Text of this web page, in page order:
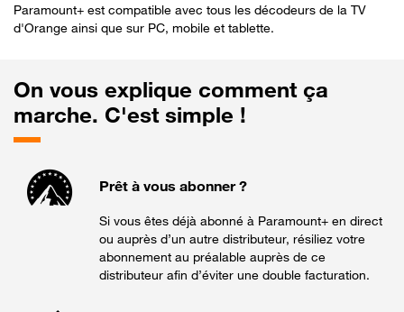
Paramount+ est compatible avec tous les décodeurs de la TV
d'Orange ainsi que sur PC, mobile et tablette.
On vous explique comment ça
marche. C'est simple !
Prêt à vous abonner ?
Si vous êtes déjà abonné à Paramount+ en direct
ou auprès d’un autre distributeur, résiliez votre
abonnement au préalable auprès de ce
distributeur afin d’éviter une double facturation.